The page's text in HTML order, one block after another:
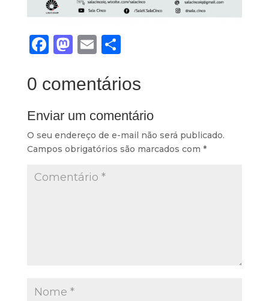
Facebook
Mastodon
EmailShare
0 comentários
Enviar um comentário
O seu endereço de e-mail não será publicado.
Campos obrigatórios são marcados com *